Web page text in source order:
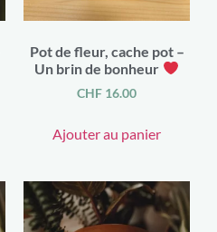
Pot de fleur, cache pot –
Un brin de bonheur
CHF 16.00
Ajouter au panier